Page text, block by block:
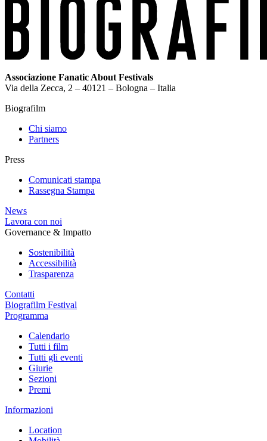
Associazione Fanatic About Festivals
Via della Zecca, 2 – 40121 – Bologna – Italia
Biografilm
Chi siamo
Partners
Press
Comunicati stampa
Rassegna Stampa
News
Lavora con noi
Governance & Impatto
Sostenibilità
Accessibilità
Trasparenza
Contatti
Biografilm Festival
Programma
Calendario
Tutti i film
Tutti gli eventi
Giurie
Sezioni
Premi
Informazioni
Location